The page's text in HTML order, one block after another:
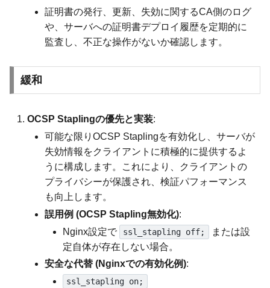
証明書の発行、更新、失効に関するCA側のログ
や、サーバへの証明書デプロイ履歴を定期的に
監査し、不正な操作がないか確認します。
緩和
OCSP Staplingの優先と実装:
可能な限りOCSP Staplingを有効化し、サーバが
失効情報をクライアントに積極的に提供するよ
うに構成します。これにより、クライアントの
プライバシーが保護され、検証パフォーマンス
も向上します。
誤用例 (OCSP Stapling無効化):
Nginx設定で
ssl_stapling off;
または設
定自体が存在しない場合。
安全な代替 (Nginxでの有効化例):
ssl_stapling on;